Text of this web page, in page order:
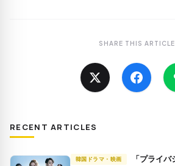
SHARE THIS ARTICLE
RECENT ARTICLES
韓国ドラマ・映画